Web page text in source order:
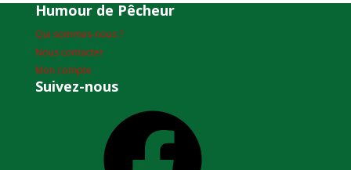
Humour de Pêcheur
Qui sommes-nous ?
Nous contacter
Mon compte
Suivez-nous